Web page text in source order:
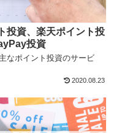
資、楽天ポイント投
投資
なポイント投資のサービ
2020.08.23